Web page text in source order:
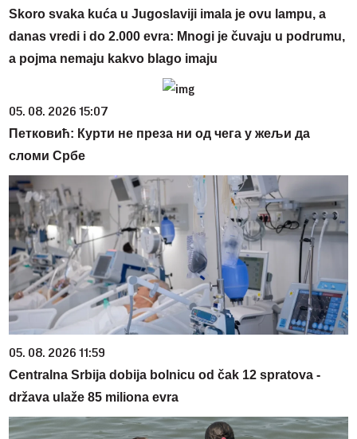
Skoro svaka kuća u Jugoslaviji imala je ovu lampu, a
danas vredi i do 2.000 evra: Mnogi je čuvaju u podrumu,
a pojma nemaju kakvo blago imaju
05. 08. 2026 15:07
Петковић: Курти не преза ни од чега у жељи да
сломи Србе
05. 08. 2026 11:59
Centralna Srbija dobija bolnicu od čak 12 spratova -
država ulaže 85 miliona evra